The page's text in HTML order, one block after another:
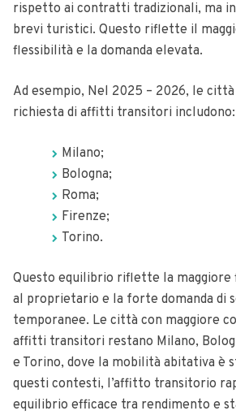
rispetto ai contratti tradizionali, ma
brevi turistici. Questo riflette il
flessibilità e la domanda elevata.
Ad esempio, Nel 2025 – 2026, le
richiesta di affitti transitori includono:
Milano;
Bologna;
Roma;
Firenze;
Torino.
Questo equilibrio riflette la maggiore
al proprietario e la forte domanda di
temporanee. Le città con maggiore
affitti transitori restano Milano,
e Torino, dove la mobilità abitativa è
questi contesti, l’affitto transitorio
equilibrio efficace tra rendimento e